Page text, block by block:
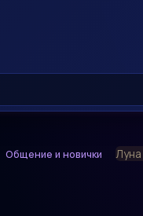
Общение и новички